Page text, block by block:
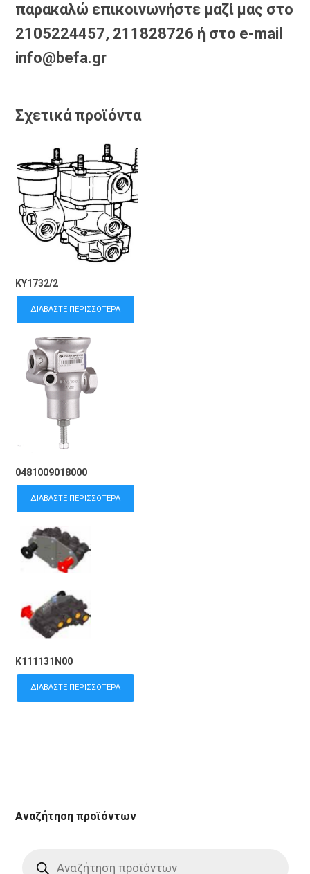
παρακαλώ επικοινωνήστε μαζί μας στο
2105224457, 211828726 ή στο e-mail
info@befa.gr
Σχετικά προϊόντα
KY1732/2
ΔΙΑΒΆΣΤΕ ΠΕΡΙΣΣΌΤΕΡΑ
0481009018000
ΔΙΑΒΆΣΤΕ ΠΕΡΙΣΣΌΤΕΡΑ
K111131N00
ΔΙΑΒΆΣΤΕ ΠΕΡΙΣΣΌΤΕΡΑ
Αναζήτηση προϊόντων
search